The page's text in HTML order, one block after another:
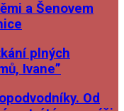
a Šenovem
plných
Ivane”
Od